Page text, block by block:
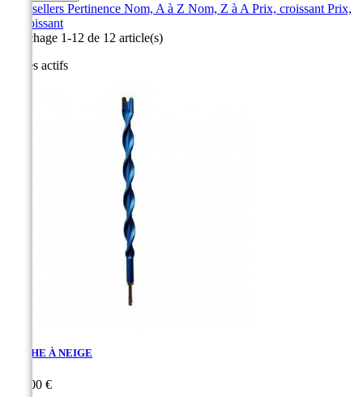
Best sellers Pertinence Nom, A à Z Nom, Z à A Prix, croissant Prix,
décroissant
Affichage 1-12 de 12 article(s)
Filtres actifs
MÈCHE À NEIGE
178,00 €